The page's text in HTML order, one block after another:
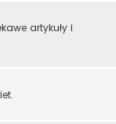
artykuły i